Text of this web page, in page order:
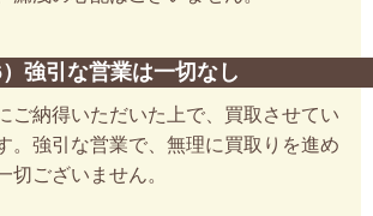
）強引な営業は一切なし
ご納得いただいた上で、買取させてい
。強引な営業で、無理に買取りを進め
切ございません。